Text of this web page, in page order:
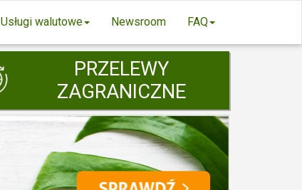
Usługi walutowe Newsroom FAQ
PRZELEWY
ZAGRANICZNE